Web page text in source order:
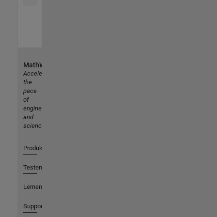
MathWorks
Accelerating
the
pace
of
engineering
and
science
Produkte
Testen oder Kaufen
Lernen
Support